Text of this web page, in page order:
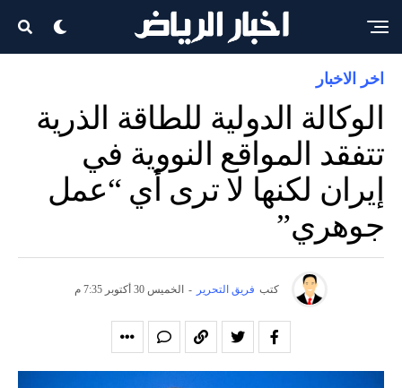
اخر الاخبار
الوكالة الدولية للطاقة الذرية
تتفقد المواقع النووية في
إيران لكنها لا ترى أي “عمل
جوهري”
كتب فريق التحرير - الخميس 30 أكتوبر 7:35 م